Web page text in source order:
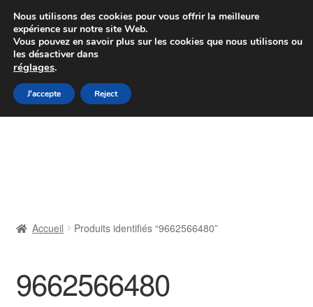
Colissimo livraison à partir de 7 EUR
Du lundi au vendredi de 9 h à 16 h
Aller
à
Aller
au
Livraison
Accueil Produits identifiés “9662566480”
9662566480
Nous utilisons des cookies pour vous offrir la meilleure
expérience sur notre site Web.
Vous pouvez en savoir plus sur les cookies que nous utilisons ou
les désactiver dans
réglages.
J'accepte Reject